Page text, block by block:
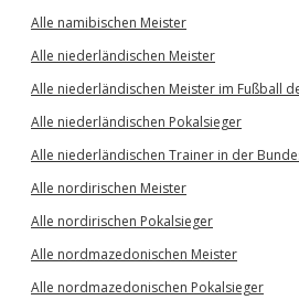
Alle namibischen Meister
Alle niederländischen Meister
Alle niederländischen Meister im Fußball
Alle niederländischen Pokalsieger
Alle niederländischen Trainer in der
Alle nordirischen Meister
Alle nordirischen Pokalsieger
Alle nordmazedonischen Meister
Alle nordmazedonischen Pokalsieger